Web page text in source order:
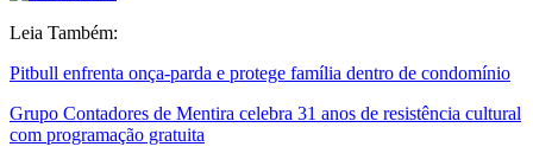
Leia Também:
Pitbull enfrenta onça-parda e protege família dentro de condomínio
Grupo Contadores de Mentira celebra 31 anos de resistência cultural
com programação gratuita